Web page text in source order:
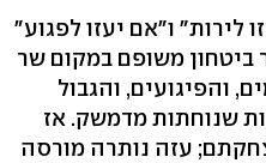
לירות" ו"אם יעזו לפגוע"
ביטחון משופם במקום שר
והפיגועים, והגבול
שנוחתות מדמשק. אז
עזה נותרה מורסה